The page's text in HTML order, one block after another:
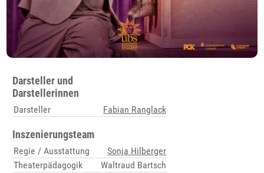
Darsteller und
Darstellerinnen
Darsteller Fabian Ranglack
Inszenierungsteam
Regie / Ausstattung
Sonja Hilberger
Theaterpädagogik
Waltraud Bartsch